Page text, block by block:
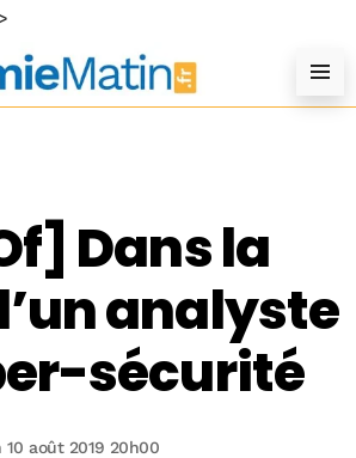
Dans la
analyste
sécurité
10 août 2019 20h00